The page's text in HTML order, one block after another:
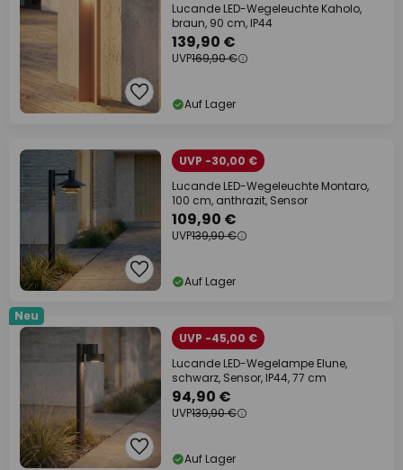
Lucande LED-Wegeleuchte Kaholo,
braun, 90 cm, IP44
139,90 €
UVP169,90 €
Auf Lager
UVP -30,00 €
Lucande LED-Wegeleuchte Montaro,
100 cm, anthrazit, Sensor
109,90 €
UVP139,90 €
Auf Lager
Neu
UVP -45,00 €
Lucande LED-Wegelampe Elune,
schwarz, Sensor, IP44, 77 cm
94,90 €
UVP139,90 €
Auf Lager